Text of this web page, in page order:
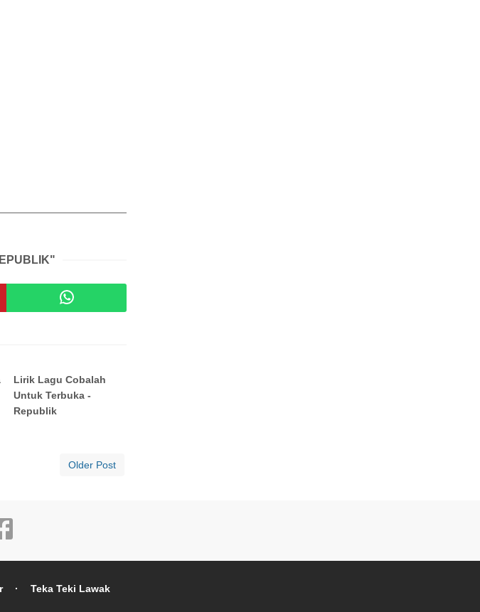
Lirik Lagu Cobalah
Untuk Terbuka -
Republik
Older Post
Teka Teki Lawak